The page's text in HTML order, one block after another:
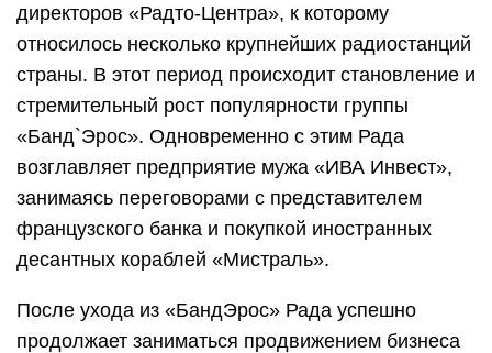
директоров «Радто-Центра», к которому
относилось несколько крупнейших радиостанций
страны. В этот период происходит становление и
стремительный рост популярности группы
«Банд`Эрос». Одновременно с этим Рада
возглавляет предприятие мужа «ИВА Инвест»,
занимаясь переговорами с представителем
французского банка и покупкой иностранных
десантных кораблей «Мистраль».
После ухода из «БандЭрос» Рада успешно
продолжает заниматься продвижением бизнеса